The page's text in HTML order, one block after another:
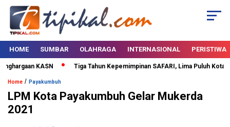
HOME SUMBAR OLAHRAGA INTERNASIONAL PERISTIWA
KASN Tiga Tahun Kepemimpinan SAFARI, Lima Puluh Kota
Home / Payakumbuh
LPM Kota Payakumbuh Gelar Mukerda
2021